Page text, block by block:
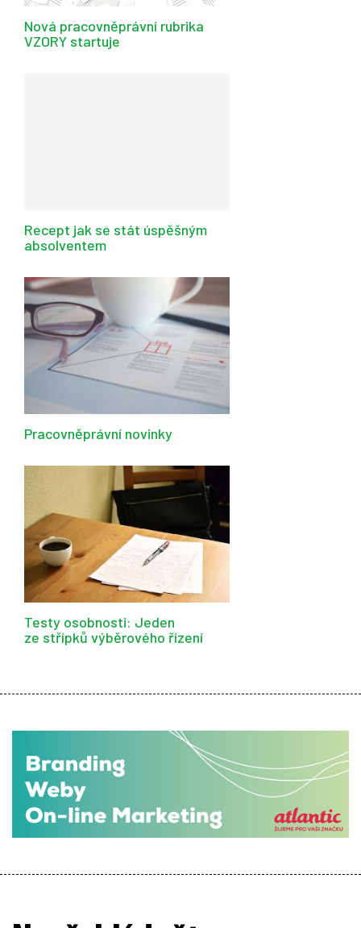
Nová pracovněprávní rubrika
VZORY startuje
Recept jak se stát úspěšným
absolventem
Pracovněprávní novinky
Testy osobnosti: Jeden
ze střípků výběrového řízení